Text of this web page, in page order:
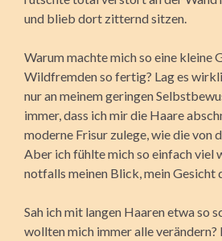
und blieb dort zitternd sitzen.
Warum machte mich so eine kleine
Wildfremden so fertig? Lag es
nur an meinem geringen
immer, dass ich mir die Haare
moderne Frisur zulege, wie die von
Aber ich fühlte mich so einfach viel
notfalls meinen Blick, mein Gesicht
Sah ich mit langen Haaren etwa so
wollten mich immer alle verändern?